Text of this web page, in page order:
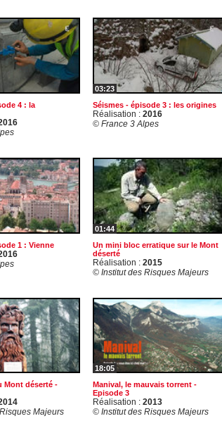
4 : la
03:23
Séismes - épisode 3 : les origines
Réalisation : 2016
© France 3 Alpes
1 : Vienne
01:44
Un mini bloc erratique sur le Mont
déserté
Réalisation : 2015
© Institut des Risques Majeurs
Mont déserté -
Majeurs
18:05
Manival, le mauvais torrent -
Episode 3
Réalisation : 2013
© Institut des Risques Majeurs